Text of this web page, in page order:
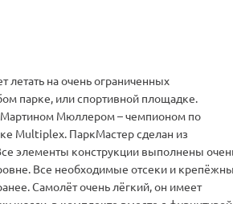
летать на очень ограниченных
парке, или спортивной площадке.
Мартином Мюллером – чемпионом по
Multiplex. ПаркМастер сделан из
элементы конструкции выполнены
Все необходимые отсеки и
Самолёт очень лёгкий, он имеет